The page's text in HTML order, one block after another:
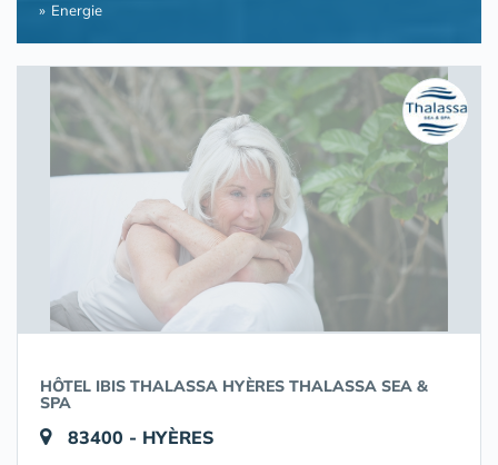
Energie
HÔTEL IBIS THALASSA HYÈRES THALASSA SEA &
SPA
83400 - HYÈRES